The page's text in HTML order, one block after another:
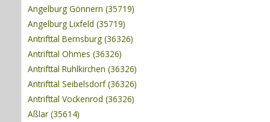
Angelburg Gönnern (35719)
Angelburg Lixfeld (35719)
Antrifttal Bernsburg (36326)
Antrifttal Ohmes (36326)
Antrifttal Ruhlkirchen (36326)
Antrifttal Seibelsdorf (36326)
Antrifttal Vockenrod (36326)
Aßlar (35614)